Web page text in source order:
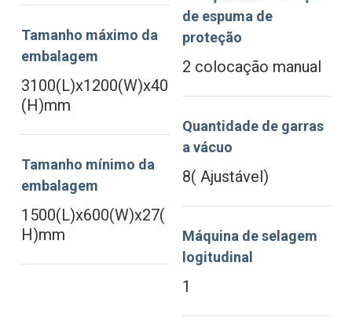
Tamanho máximo da
embalagem
3100(L)x1200(W)x40
(H)mm
Tamanho mínimo da
embalagem
1500(L)x600(W)x27(
H)mm
de espuma de
proteção
2 colocação manual
Quantidade de garras
a vácuo
8( Ajustável)
Máquina de selagem
logitudinal
1